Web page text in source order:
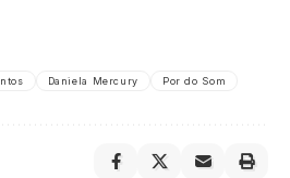
Daniela Mercury Por do Som